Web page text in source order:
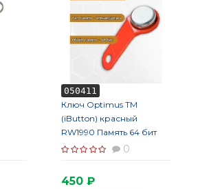
050411
Ключ Optimus ТМ
(iButton) красный
RW1990 Память 64 бит
Чтение/запись0
450 ₽